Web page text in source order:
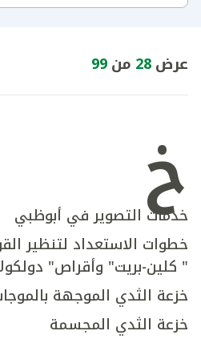
عرض28 من99
خ
خدمات التصوير في أبوظبي
خطوات الاستعداد لتنظير
" كلين-بريت" وأقراص"
خزعة الثدي الموجهة
خزعة الثدي المجسمة